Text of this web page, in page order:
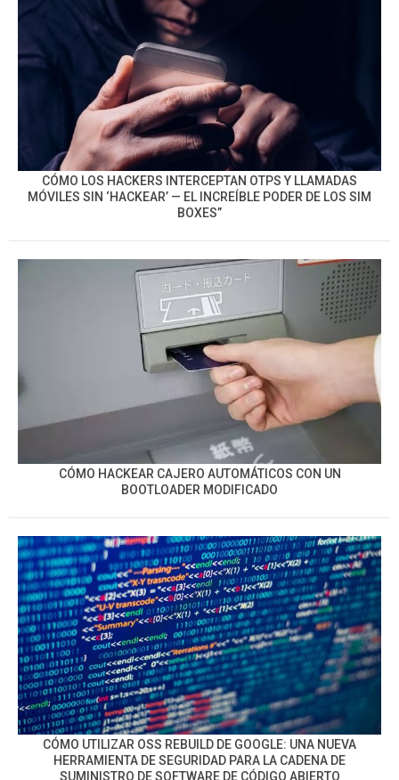
CÓMO LOS HACKERS INTERCEPTAN OTPS Y LLAMADAS
MÓVILES SIN ‘HACKEAR’ — EL INCREÍBLE PODER DE LOS SIM
BOXES”
CÓMO HACKEAR CAJERO AUTOMÁTICOS CON UN
BOOTLOADER MODIFICADO
CÓMO UTILIZAR OSS REBUILD DE GOOGLE: UNA NUEVA
HERRAMIENTA DE SEGURIDAD PARA LA CADENA DE
SUMINISTRO DE SOFTWARE DE CÓDIGO ABIERTO